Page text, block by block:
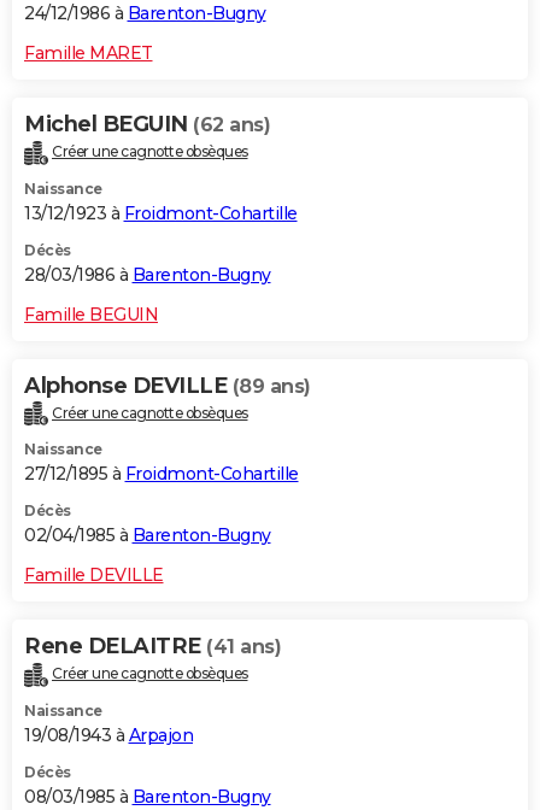
24/12/1986 à Barenton-Bugny
Famille MARET
Michel BEGUIN (62 ans)
Créer une cagnotte obsèques
Naissance
13/12/1923 à Froidmont-Cohartille
Décès
28/03/1986 à Barenton-Bugny
Famille BEGUIN
Alphonse DEVILLE (89 ans)
Créer une cagnotte obsèques
Naissance
27/12/1895 à Froidmont-Cohartille
Décès
02/04/1985 à Barenton-Bugny
Famille DEVILLE
Rene DELAITRE (41 ans)
Créer une cagnotte obsèques
Naissance
19/08/1943 à Arpajon
Décès
08/03/1985 à Barenton-Bugny